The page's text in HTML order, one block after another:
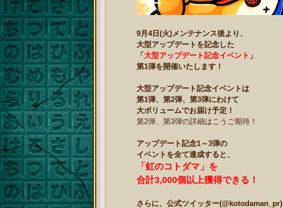
9月4日(火)メンテナンス後より、
大型アップデートを記念した
「大型アップデート記念イベント 」
第1弾を開催いたします！
大型アップデート記念イベントは
第1弾、第2弾、第3弾にわけて
大ボリュームでお届け予定！
第2弾、第3弾の詳細はこうご期待！
アップデート記念1～3弾の
イベントを全て達成すると、
「虹のコトダマ」を
合計3,000個以上獲得できる！
さらに、公式ツイッター(@kotodaman_pr)